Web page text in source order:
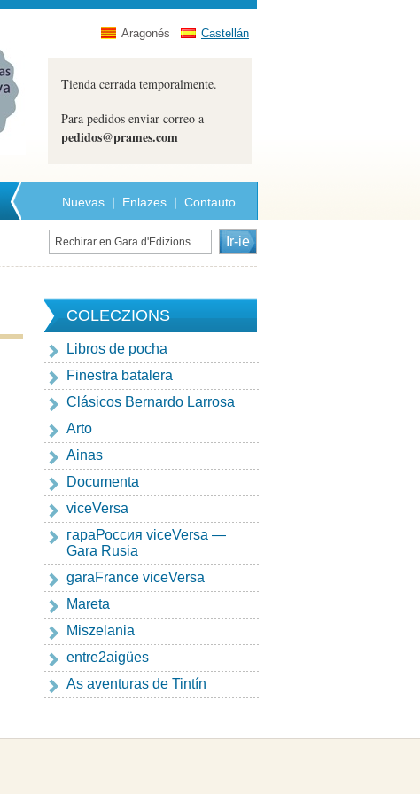
Aragonés Castellán
Tienda cerrada temporalmente.
Para pedidos enviar correo a
pedidos@prames.com
Nuevas Enlazes Contauto
COLECZIONS
Libros de pocha
Finestra batalera
Clásicos Bernardo Larrosa
Arto
Ainas
Documenta
viceVersa
гapaРоссия viceVersa —
Gara Rusia
garaFrance viceVersa
Mareta
Miszelania
entre2aigües
As aventuras de Tintín